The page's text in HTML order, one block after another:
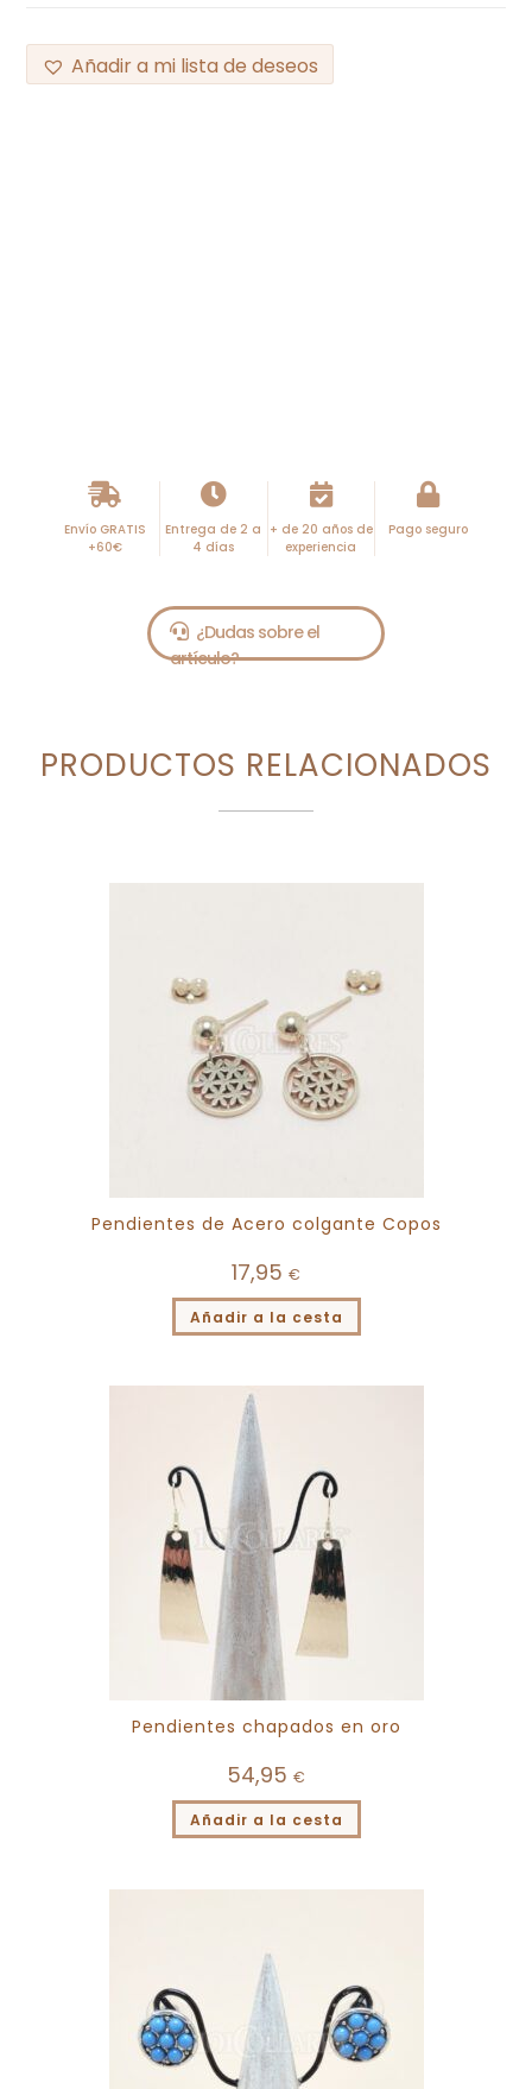
Añadir a mi lista de deseos
Envío GRATIS
+60€
Entrega de 2 a
4 días
+ de 20 años de
experiencia
Pago seguro
PRODUCTOS RELACIONADOS
Pendientes de Acero colgante Copos
17,95 €
Añadir a la cesta
Pendientes chapados en oro
54,95 €
Añadir a la cesta